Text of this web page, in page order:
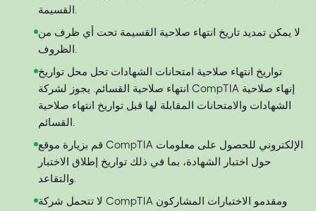
القسيمة.
لا يمكن تمديد تاريخ انتهاء صلاحية القسيمة تحت أي ظرف من
الظروف.
تواريخ انتهاء صلاحية امتحانات الشهادات تحل محل تواريخ
انتهاء صلاحية القسائم. يجوز لشركة CompTIA إنهاء صلاحية
الشهادات والامتحانات المقابلة لها قبل تواريخ انتهاء صلاحية
القسائم.
قم بزيارة موقع CompTIA الإلكتروني للحصول على معلومات
حول اختبار الشهادة، بما في ذلك تواريخ إطلاق الاختبار
والتقاعد.
لا تتحمل شركة CompTIA ومقدمو الاختبارات المشاركون